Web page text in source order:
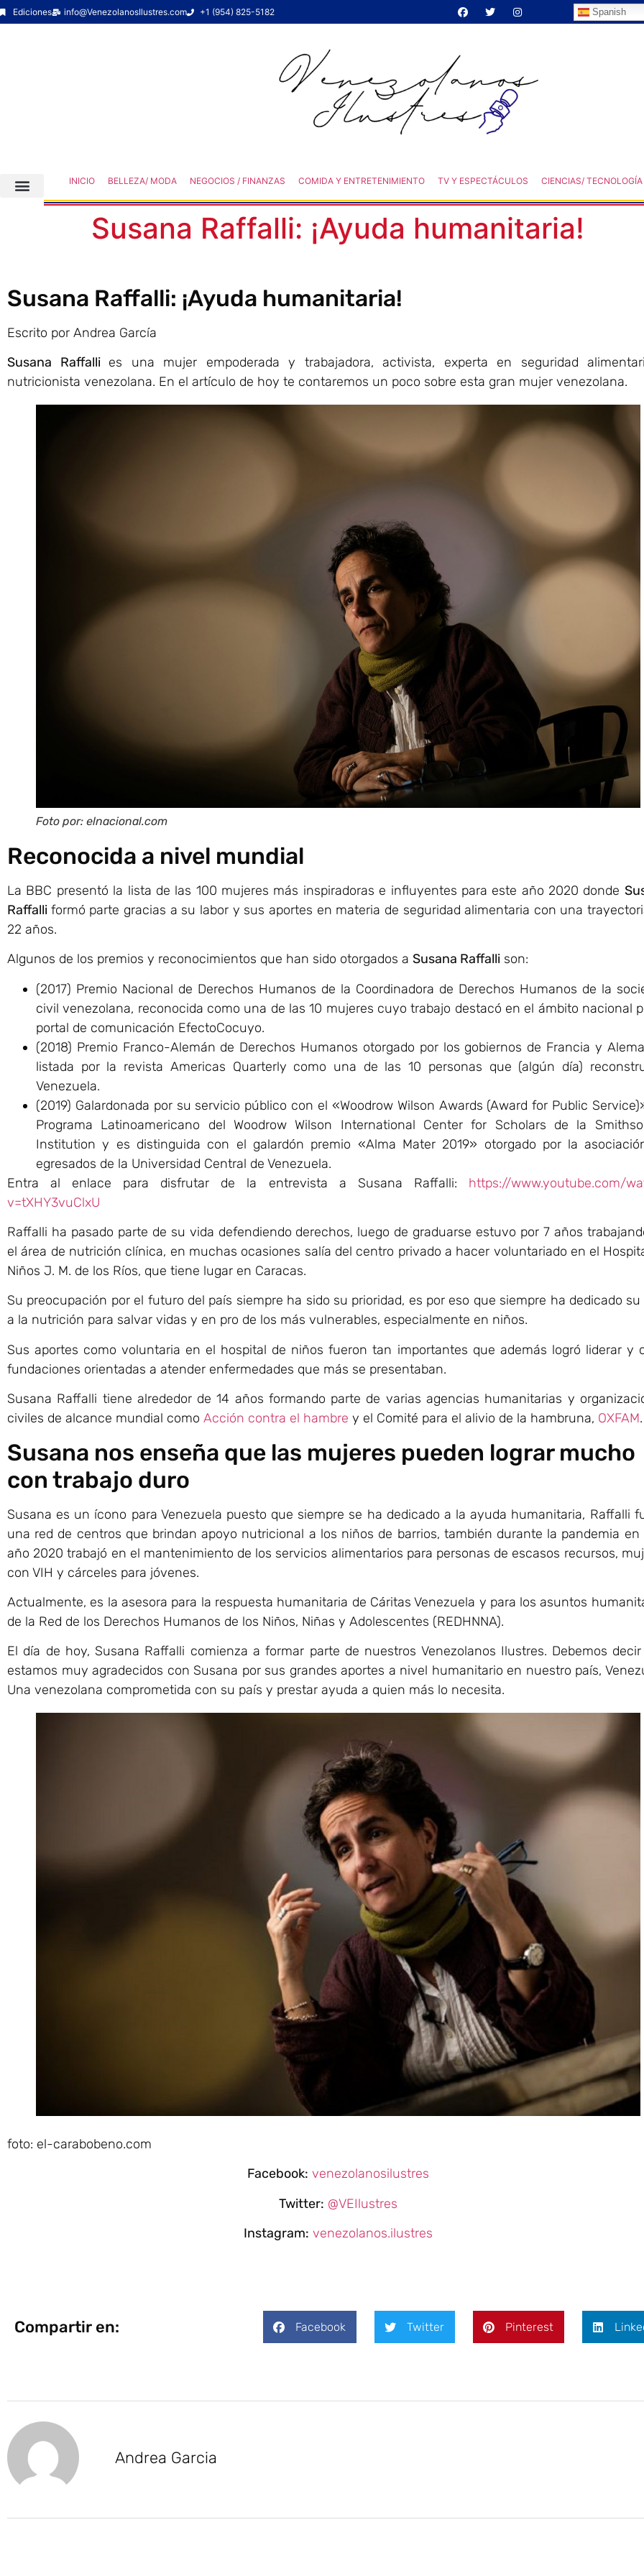
Ediciones info@VenezolanosIlustres.com +1 (954) 825-5182 Spanish
INICIO BELLEZA/ MODA NEGOCIOS / FINANZAS COMIDA Y ENTRETENIMIENTO TV Y ESPECTÁCULOS CIENCIAS/ TECNOLOGÍA
Susana Raffalli: ¡Ayuda humanitaria!
Susana Raffalli: ¡Ayuda humanitaria!
Escrito por Andrea García
Susana Raffalli es una mujer empoderada y trabajadora, activista, experta en seguridad
nutricionista venezolana. En el artículo de hoy te contaremos un poco sobre esta gran mujer venezolana.
Foto por: elnacional.com
Reconocida a nivel mundial
La BBC presentó la lista de las 100 mujeres más inspiradoras e influyentes para este año 2020 donde
Raffalli formó parte gracias a su labor y sus aportes en materia de seguridad alimentaria con una
22 años.
Algunos de los premios y reconocimientos que han sido otorgados a Susana Raffalli son:
(2017) Premio Nacional de Derechos Humanos de la Coordinadora de Derechos Humanos de la
civil venezolana, reconocida como una de las 10 mujeres cuyo trabajo destacó en el ámbito nacional
portal de comunicación EfectoCocuyo.
(2018) Premio Franco-Alemán de Derechos Humanos otorgado por los gobiernos de Francia y
listada por la revista Americas Quarterly como una de las 10 personas que (algún día)
Venezuela.
(2019) Galardonada por su servicio público con el «Woodrow Wilson Awards (Award for Public
Programa Latinoamericano del Woodrow Wilson International Center for Scholars de la
Institution y es distinguida con el galardón premio «Alma Mater 2019» otorgado por la
egresados de la Universidad Central de Venezuela.
Entra al enlace para disfrutar de la entrevista a Susana Raffalli: https://www.youtube.com/
v=tXHY3vuClxU
Raffalli ha pasado parte de su vida defendiendo derechos, luego de graduarse estuvo por 7 años
el área de nutrición clínica, en muchas ocasiones salía del centro privado a hacer voluntariado en el
Niños J. M. de los Ríos, que tiene lugar en Caracas.
Su preocupación por el futuro del país siempre ha sido su prioridad, es por eso que siempre ha dedicado
a la nutrición para salvar vidas y en pro de los más vulnerables, especialmente en niños.
Sus aportes como voluntaria en el hospital de niños fueron tan importantes que además logró liderar y
fundaciones orientadas a atender enfermedades que más se presentaban.
Susana Raffalli tiene alrededor de 14 años formando parte de varias agencias humanitarias y
civiles de alcance mundial como Acción contra el hambre y el Comité para el alivio de la hambruna, OXFAM.
Susana nos enseña que las mujeres pueden lograr mucho
con trabajo duro
Susana es un ícono para Venezuela puesto que siempre se ha dedicado a la ayuda humanitaria, Raffalli
una red de centros que brindan apoyo nutricional a los niños de barrios, también durante la pandemia en
año 2020 trabajó en el mantenimiento de los servicios alimentarios para personas de escasos recursos,
con VIH y cárceles para jóvenes.
Actualmente, es la asesora para la respuesta humanitaria de Cáritas Venezuela y para los asuntos
de la Red de los Derechos Humanos de los Niños, Niñas y Adolescentes (REDHNNA).
El día de hoy, Susana Raffalli comienza a formar parte de nuestros Venezolanos Ilustres. Debemos
estamos muy agradecidos con Susana por sus grandes aportes a nivel humanitario en nuestro país,
Una venezolana comprometida con su país y prestar ayuda a quien más lo necesita.
foto: el-carabobeno.com
Facebook: venezolanosilustres
Twitter: @VEIlustres
Instagram: venezolanos.ilustres
Compartir en: Facebook Twitter Pinterest
Andrea Garcia